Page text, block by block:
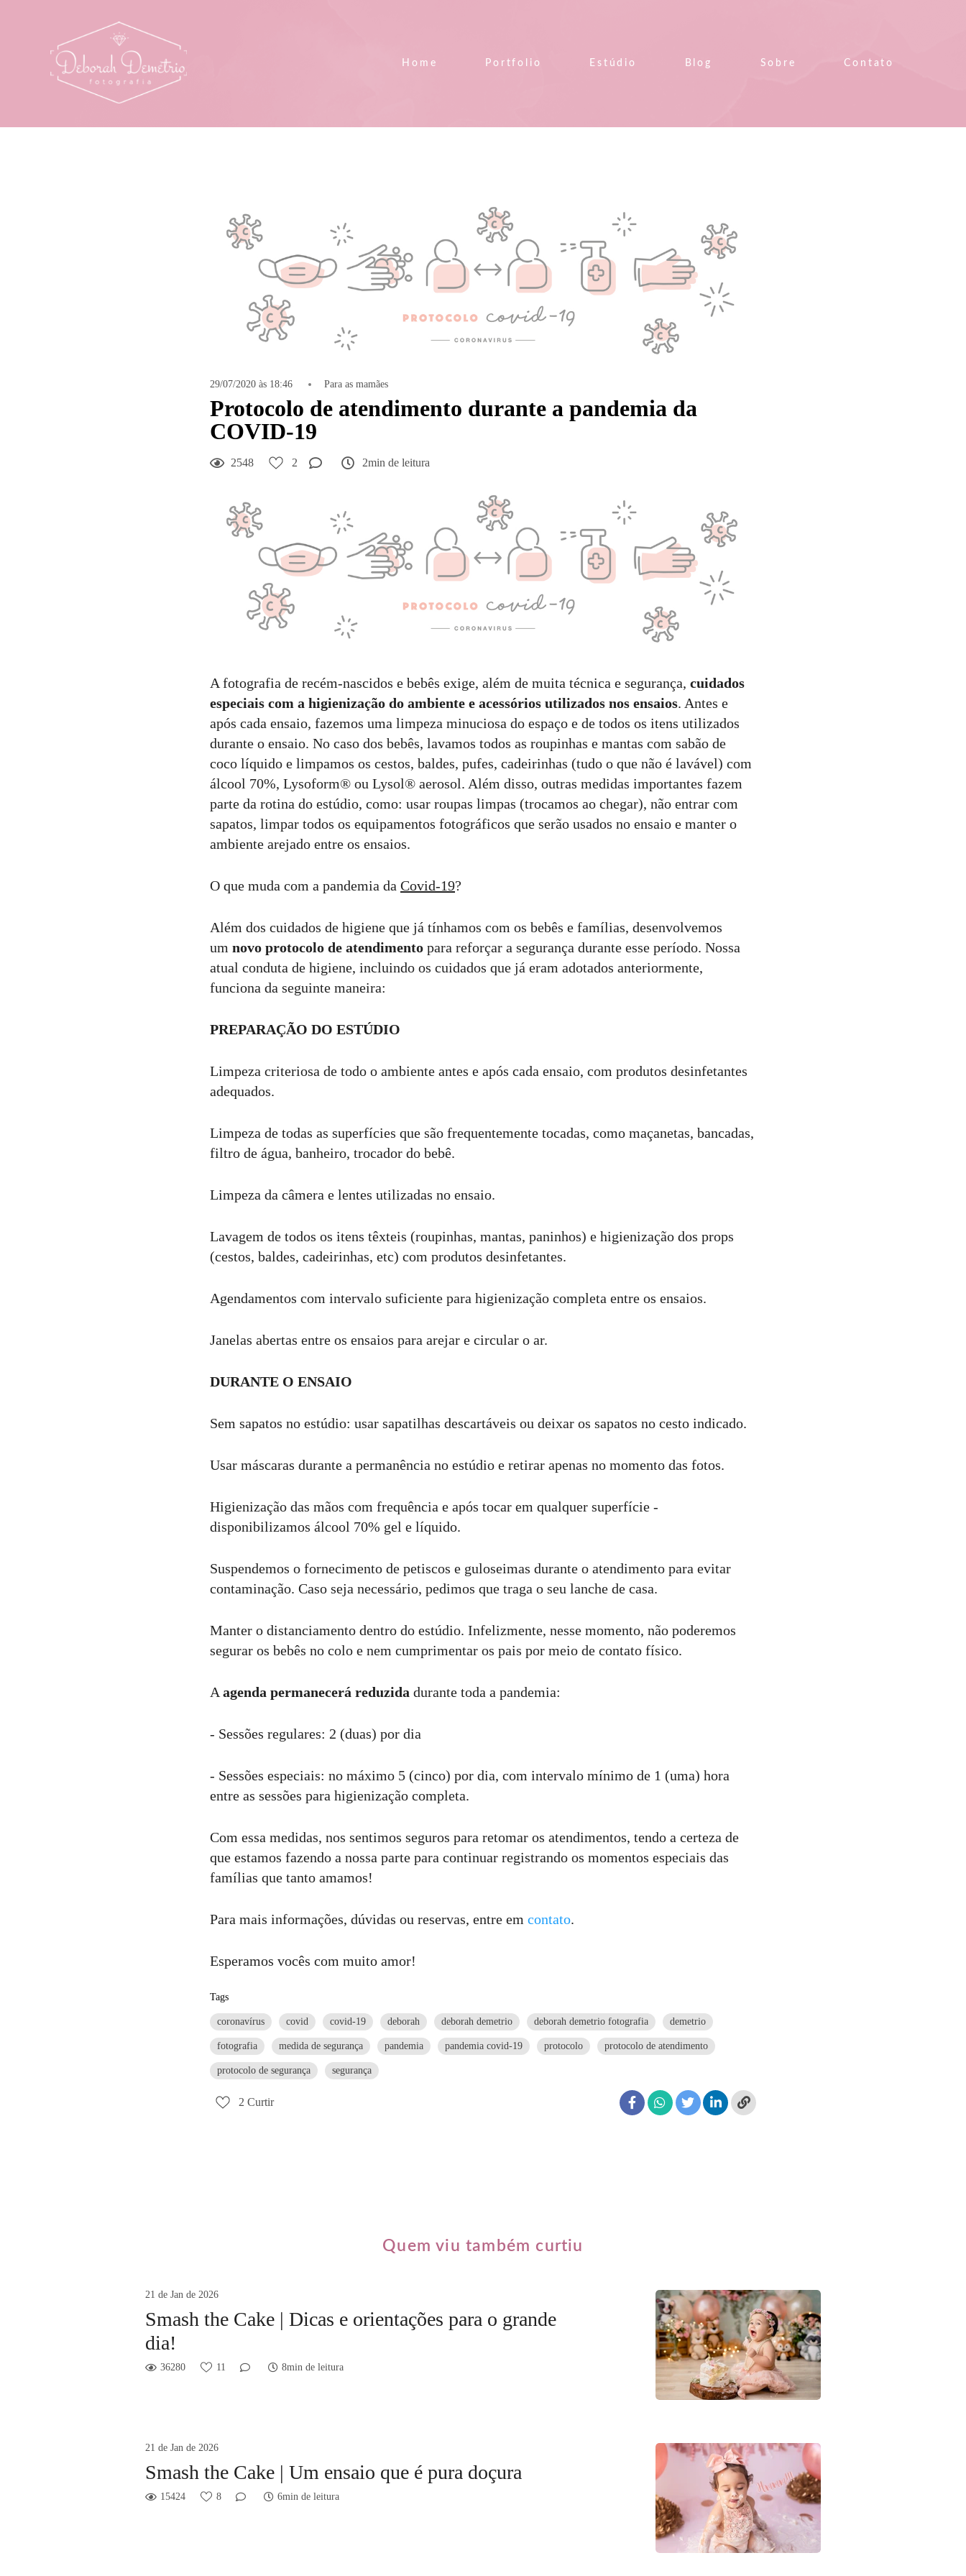
Home Portfolio Estúdio Blog Sobre Contato
29/07/2020 às 18:46 Para as mamães
Protocolo de atendimento durante a pandemia da
COVID-19
2548 2 2min de leitura
A fotografia de recém-nascidos e bebês exige, além de muita técnica e segurança, cuidados
especiais com a higienização do ambiente e acessórios utilizados nos ensaios. Antes e
após cada ensaio, fazemos uma limpeza minuciosa do espaço e de todos os itens utilizados
durante o ensaio. No caso dos bebês, lavamos todos as roupinhas e mantas com sabão de
coco líquido e limpamos os cestos, baldes, pufes, cadeirinhas (tudo o que não é lavável) com
álcool 70%, Lysoform® ou Lysol® aerosol. Além disso, outras medidas importantes fazem
parte da rotina do estúdio, como: usar roupas limpas (trocamos ao chegar), não entrar com
sapatos, limpar todos os equipamentos fotográficos que serão usados no ensaio e manter o
ambiente arejado entre os ensaios.
O que muda com a pandemia da Covid-19?
Além dos cuidados de higiene que já tínhamos com os bebês e famílias, desenvolvemos
um novo protocolo de atendimento para reforçar a segurança durante esse período. Nossa
atual conduta de higiene, incluindo os cuidados que já eram adotados anteriormente,
funciona da seguinte maneira:
PREPARAÇÃO DO ESTÚDIO
Limpeza criteriosa de todo o ambiente antes e após cada ensaio, com produtos desinfetantes
adequados.
Limpeza de todas as superfícies que são frequentemente tocadas, como maçanetas, bancadas,
filtro de água, banheiro, trocador do bebê.
Limpeza da câmera e lentes utilizadas no ensaio.
Lavagem de todos os itens têxteis (roupinhas, mantas, paninhos) e higienização dos props
(cestos, baldes, cadeirinhas, etc) com produtos desinfetantes.
Agendamentos com intervalo suficiente para higienização completa entre os ensaios.
Janelas abertas entre os ensaios para arejar e circular o ar.
DURANTE O ENSAIO
Sem sapatos no estúdio: usar sapatilhas descartáveis ou deixar os sapatos no cesto indicado.
Usar máscaras durante a permanência no estúdio e retirar apenas no momento das fotos.
Higienização das mãos com frequência e após tocar em qualquer superfície -
disponibilizamos álcool 70% gel e líquido.
Suspendemos o fornecimento de petiscos e guloseimas durante o atendimento para evitar
contaminação. Caso seja necessário, pedimos que traga o seu lanche de casa.
Manter o distanciamento dentro do estúdio. Infelizmente, nesse momento, não poderemos
segurar os bebês no colo e nem cumprimentar os pais por meio de contato físico.
A agenda permanecerá reduzida durante toda a pandemia:
- Sessões regulares: 2 (duas) por dia
- Sessões especiais: no máximo 5 (cinco) por dia, com intervalo mínimo de 1 (uma) hora
entre as sessões para higienização completa.
Com essa medidas, nos sentimos seguros para retomar os atendimentos, tendo a certeza de
que estamos fazendo a nossa parte para continuar registrando os momentos especiais das
famílias que tanto amamos!
Para mais informações, dúvidas ou reservas, entre em contato.
Esperamos vocês com muito amor!
Tags
coronavírus covid covid-19 deborah deborah demetrio deborah demetrio fotografia demetrio
fotografia medida de segurança pandemia pandemia covid-19 protocolo protocolo de atendimento
protocolo de segurança segurança
2 Curtir
Quem viu também curtiu
21 de Jan de 2026
Smash the Cake | Dicas e orientações para o grande
dia!
36280 11 8min de leitura
21 de Jan de 2026
Smash the Cake | Um ensaio que é pura doçura
15424 8 6min de leitura